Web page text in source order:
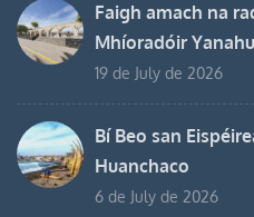
Faigh amach na
Mhíoradóir
19 de July de 2026
Bí Beo san
Huanchaco
6 de July de 2026